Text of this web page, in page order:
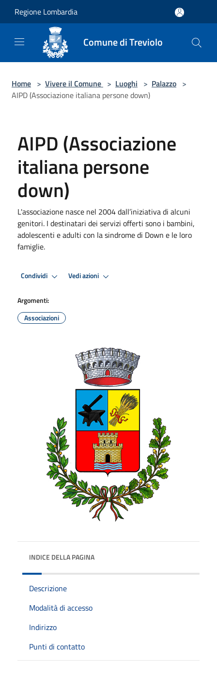
Regione Lombardia
Comune di Treviolo
Home > Vivere il Comune > Luoghi > Palazzo >
AIPD (Associazione italiana persone down)
AIPD (Associazione
italiana persone
down)
L'associazione nasce nel 2004 dall’iniziativa di alcuni
genitori. I destinatari dei servizi offerti sono i bambini,
adolescenti e adulti con la sindrome di Down e le loro
famiglie.
Condividi Vedi azioni
Argomenti:
Associazioni
INDICE DELLA PAGINA
Descrizione
Modalità di accesso
Indirizzo
Punti di contatto